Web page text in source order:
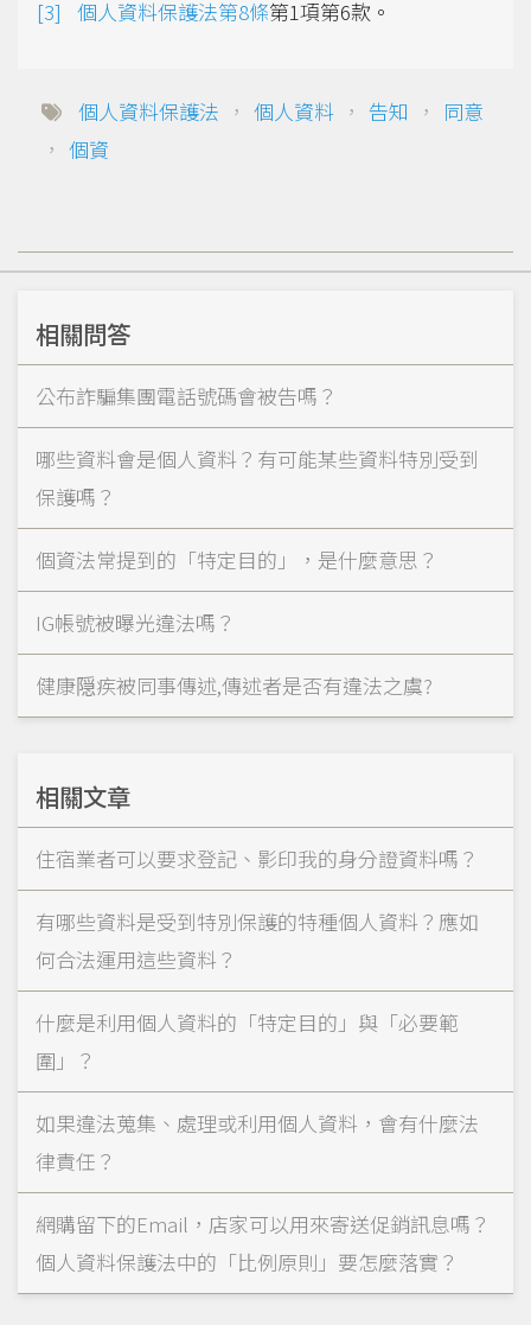
個人資料保護法第8條第1項第6款。
個人資料保護法 ， 個人資料 ， 告知 ， 同意
， 個資
相關問答
公布詐騙集團電話號碼會被告嗎？
哪些資料會是個人資料？有可能某些資料特別受到
保護嗎？
個資法常提到的「特定目的」，是什麼意思？
IG帳號被曝光違法嗎？
健康隠疾被同事傳述,傳述者是否有違法之虞?
相關文章
住宿業者可以要求登記、影印我的身分證資料嗎？
有哪些資料是受到特別保護的特種個人資料？應如
何合法運用這些資料？
什麼是利用個人資料的「特定目的」與「必要範
圍」？
如果違法蒐集、處理或利用個人資料，會有什麼法
律責任？
網購留下的Email，店家可以用來寄送促銷訊息嗎？
個人資料保護法中的「比例原則」要怎麼落實？